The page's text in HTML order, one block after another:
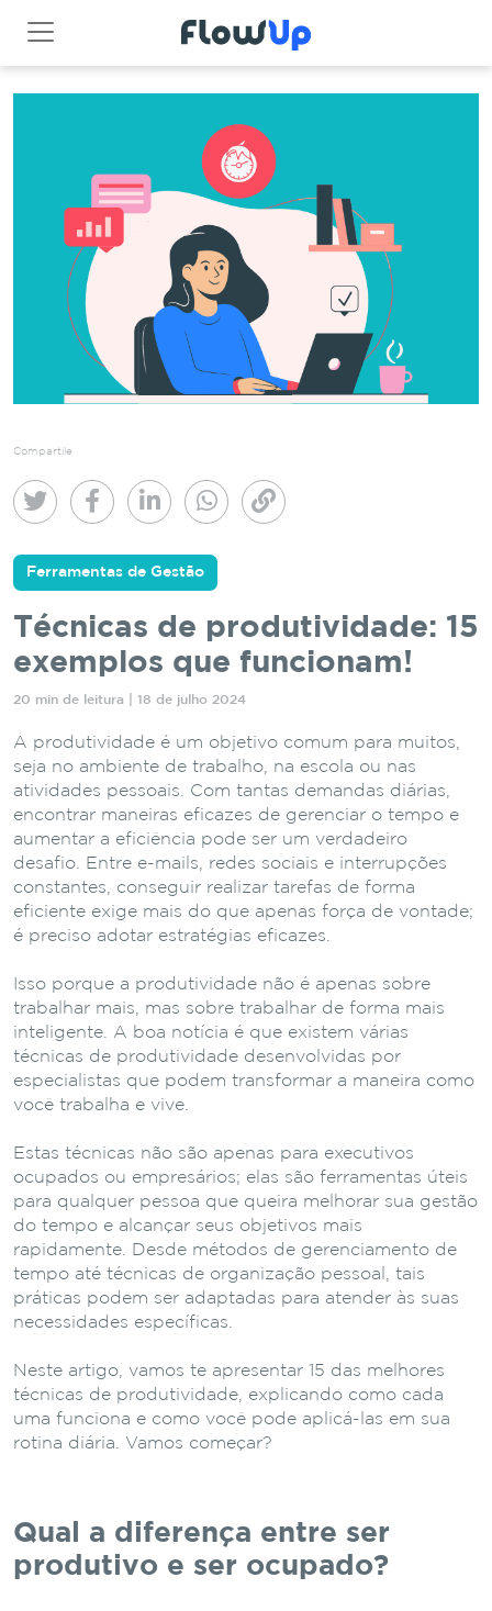
Compartile
Ferramentas de Gestão
Técnicas de produtividade: 15
exemplos que funcionam!
20 min de leitura | 18 de julho 2024
A produtividade é um objetivo comum para muitos,
seja no ambiente de trabalho, na escola ou nas
atividades pessoais. Com tantas demandas diárias,
encontrar maneiras eficazes de gerenciar o tempo e
aumentar a eficiência pode ser um verdadeiro
desafio. Entre e-mails, redes sociais e interrupções
constantes, conseguir realizar tarefas de forma
eficiente exige mais do que apenas força de vontade;
é preciso adotar estratégias eficazes.
Isso porque a produtividade não é apenas sobre
trabalhar mais, mas sobre trabalhar de forma mais
inteligente. A boa notícia é que existem várias
técnicas de produtividade desenvolvidas por
especialistas que podem transformar a maneira como
você trabalha e vive.
Estas técnicas não são apenas para executivos
ocupados ou empresários; elas são ferramentas úteis
para qualquer pessoa que queira melhorar sua gestão
do tempo e alcançar seus objetivos mais
rapidamente. Desde métodos de gerenciamento de
tempo até técnicas de organização pessoal, tais
práticas podem ser adaptadas para atender às suas
necessidades específicas.
Neste artigo, vamos te apresentar 15 das melhores
técnicas de produtividade, explicando como cada
uma funciona e como você pode aplicá-las em sua
rotina diária. Vamos começar?
Qual a diferença entre ser
produtivo e ser ocupado?